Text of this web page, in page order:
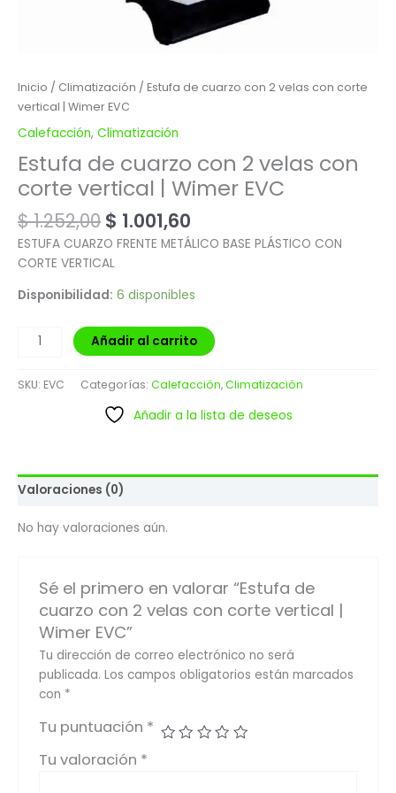
Inicio / Climatización / Estufa de cuarzo con 2 velas con corte
vertical | Wimer EVC
Calefacción, Climatización
Estufa de cuarzo con 2 velas con
corte vertical | Wimer EVC
$1.252,00 $ 1.001,60
ESTUFA CUARZO FRENTE METÁLICO BASE PLÁSTICO CON
CORTE VERTICAL
Disponibilidad: 6 disponibles
Añadir al carrito
SKU: EVC Categorías: Calefacción,Climatización
Añadir a la lista de deseos
Valoraciones (0)
No hay valoraciones aún.
Sé el primero en valorar “Estufa de
cuarzo con 2 velas con corte vertical |
Wimer EVC”
Tu dirección de correo electrónico no será
publicada. Los campos obligatorios están marcados
con *
Tu puntuación *
Tu valoración *